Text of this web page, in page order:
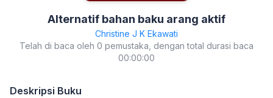
Alternatif bahan baku arang aktif
Christine J K Ekawati
Telah di baca oleh 0 pemustaka, dengan total durasi baca
00:00:00
Deskripsi Buku